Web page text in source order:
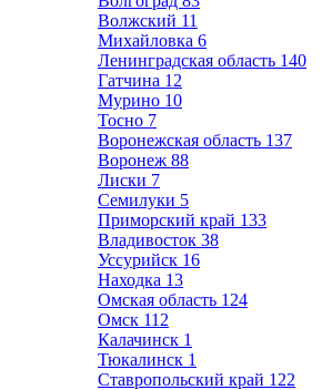
Волжский 11
Михайловка 6
Ленинградская область 140
Гатчина 12
Мурино 10
Тосно 7
Воронежская область 137
Воронеж 88
Лиски 7
Семилуки 5
Приморский край 133
Владивосток 38
Уссурийск 16
Находка 13
Омская область 124
Омск 112
Калачинск 1
Тюкалинск 1
Ставропольский край 122